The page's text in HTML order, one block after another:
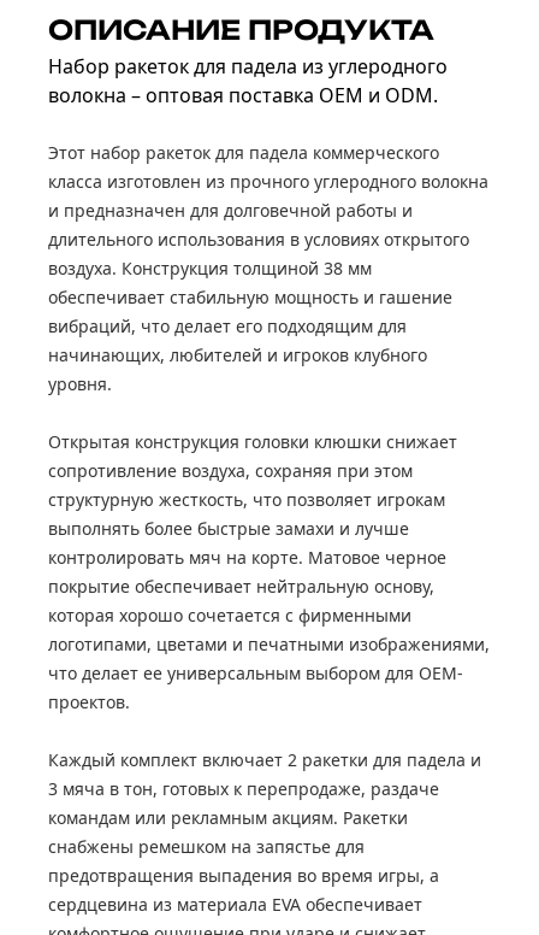
ОПИСАНИЕ ПРОДУКТА
Набор ракеток для падела из углеродного
волокна – оптовая поставка OEM и ODM.
Этот набор ракеток для падела коммерческого
класса изготовлен из прочного углеродного волокна
и предназначен для долговечной работы и
длительного использования в условиях открытого
воздуха. Конструкция толщиной 38 мм
обеспечивает стабильную мощность и гашение
вибраций, что делает его подходящим для
начинающих, любителей и игроков клубного
уровня.
Открытая конструкция головки клюшки снижает
сопротивление воздуха, сохраняя при этом
структурную жесткость, что позволяет игрокам
выполнять более быстрые замахи и лучше
контролировать мяч на корте. Матовое черное
покрытие обеспечивает нейтральную основу,
которая хорошо сочетается с фирменными
логотипами, цветами и печатными изображениями,
что делает ее универсальным выбором для OEM-
проектов.
Каждый комплект включает 2 ракетки для падела и
3 мяча в тон, готовых к перепродаже, раздаче
командам или рекламным акциям. Ракетки
снабжены ремешком на запястье для
предотвращения выпадения во время игры, а
сердцевина из материала EVA обеспечивает